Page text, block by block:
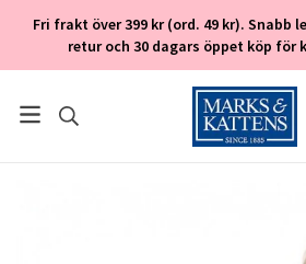
Fri frakt över 399 kr (ord. 49 kr). Snabb
retur och 30 dagars öppet köp för